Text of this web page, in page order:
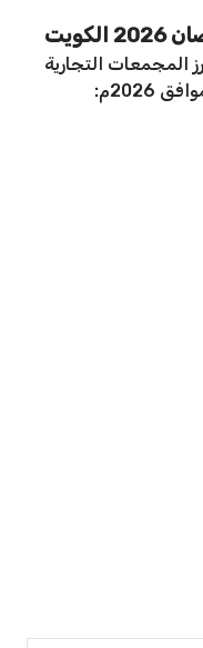
المجمعات التجارية